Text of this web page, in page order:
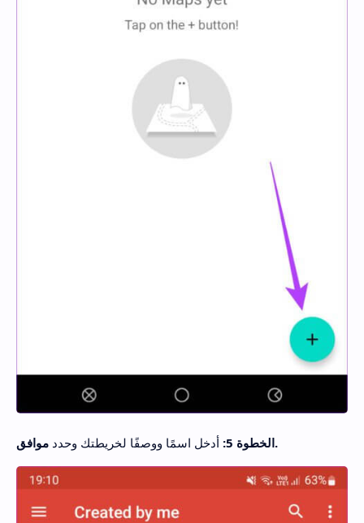
الخطوة 5: أدخل اسمًا ووصفًا لخريطتك وحدد موافق.